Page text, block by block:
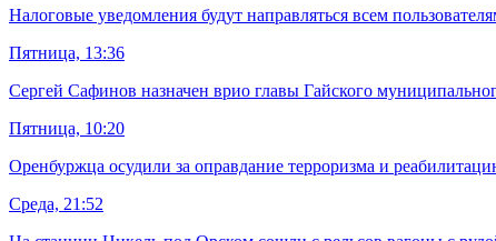
Налоговые уведомления будут направляться всем
Пятница, 13:36
Сергей Сафинов назначен врио главы Гайского
Пятница, 10:20
Оренбуржца осудили за оправдание терроризма и
Среда, 21:52